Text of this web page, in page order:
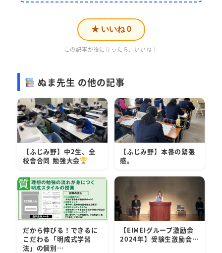
★ いいね 0
この記事が役に立ったら、いいね！
ぬま先生 の他の記事
【ふじみ野】中2生、全
校舎合同 勉強大会
【ふじみ野】本番の緊張
感。
だから伸びる！できるに
こだわる「明成式学習
法」の個別…
【EIMEIグループ激励会
2024年】受験生激励会…